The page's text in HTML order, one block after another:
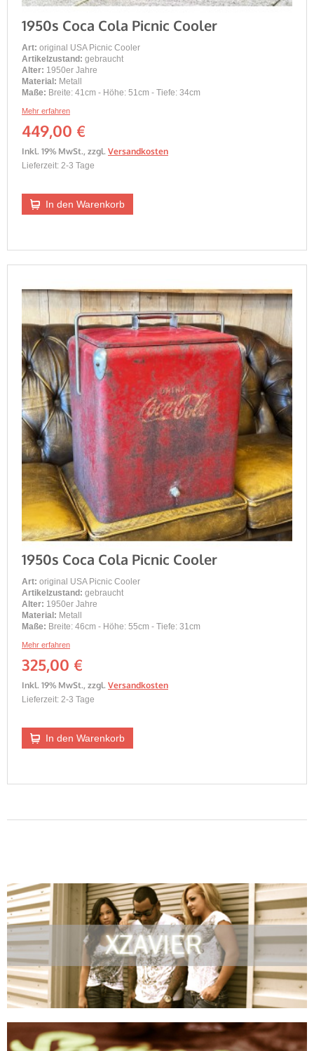
1950s Coca Cola Picnic Cooler
Art: original USA Picnic Cooler
Artikelzustand: gebraucht
Alter: 1950er Jahre
Material: Metall
Maße: Breite: 41cm - Höhe: 51cm - Tiefe: 34cm
Mehr erfahren
449,00 €
Inkl. 19% MwSt., zzgl. Versandkosten
Lieferzeit: 2-3 Tage
In den Warenkorb
1950s Coca Cola Picnic Cooler
Art: original USA Picnic Cooler
Artikelzustand: gebraucht
Alter: 1950er Jahre
Material: Metall
Maße: Breite: 46cm - Höhe: 55cm - Tiefe: 31cm
Mehr erfahren
325,00 €
Inkl. 19% MwSt., zzgl. Versandkosten
Lieferzeit: 2-3 Tage
In den Warenkorb